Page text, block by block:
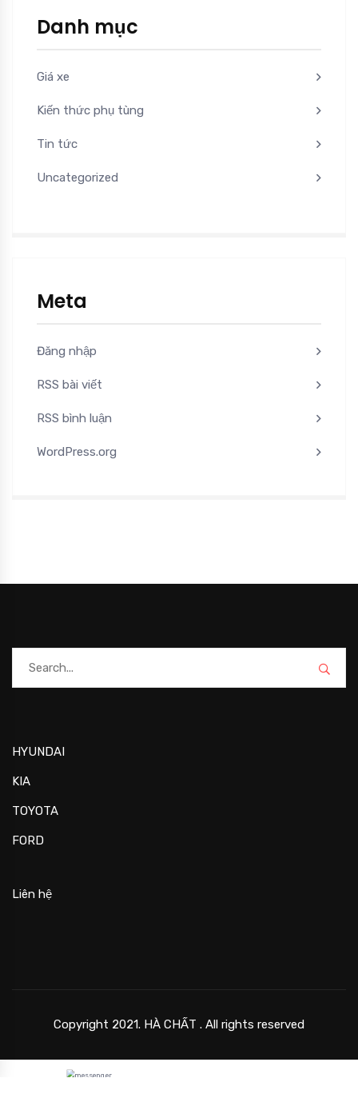
Danh mục
Giá xe
Kiến thức phụ tùng
Tin tức
Uncategorized
Meta
Đăng nhập
RSS bài viết
RSS bình luận
WordPress.org
HYUNDAI
KIA
TOYOTA
FORD
Liên hệ
Copyright 2021. HÀ CHẤT . All rights reserved